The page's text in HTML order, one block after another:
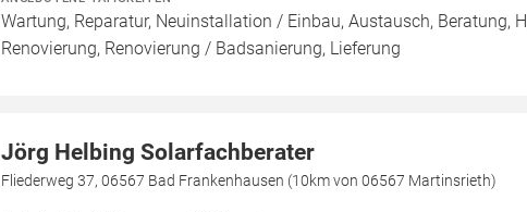
Wartung, Reparatur, Neuinstallation / Einbau, Austausch, Beratung,
Renovierung, Renovierung / Badsanierung, Lieferung
Jörg Helbing Solarfachberater
Fliederweg 37, 06567 Bad Frankenhausen (10km von 06567 Martinsrieth)